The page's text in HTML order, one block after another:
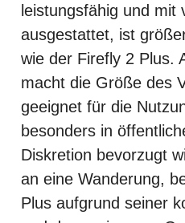
leistungsfähig und mit
ausgestattet, ist
wie der Firefly 2 Plus.
macht die Größe des
geeignet für die
besonders in
Diskretion bevorzugt
an eine Wanderung,
Plus aufgrund seiner